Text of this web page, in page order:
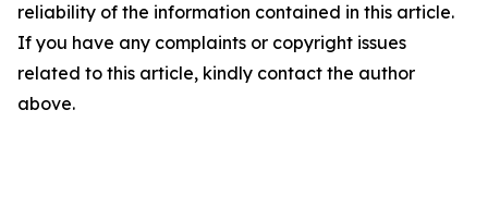
reliability of the information contained in this article.
If you have any complaints or copyright issues
related to this article, kindly contact the author
above.